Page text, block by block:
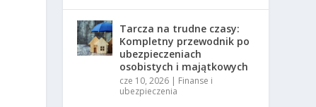
Tarcza na trudne czasy:
Kompletny przewodnik po
ubezpieczeniach
osobistych i majątkowych
cze 10, 2026 | Finanse i
ubezpieczenia